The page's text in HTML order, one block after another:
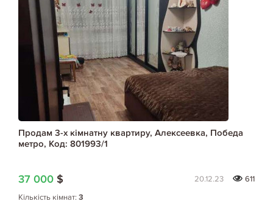
Продам 3-х кімнатну квартиру, Алексеевка, Победа
метро, Код: 801993/1
37 000 $ 20.12.23
611
Кількість кімнат: 3